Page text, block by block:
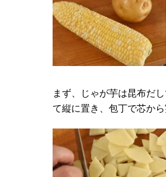
まず、じゃが芋は昆布だ
て縦に置き、包丁で芯か